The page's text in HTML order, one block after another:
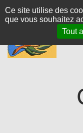
Panneau de gestion
Ce site utilise des
que vous souhaitez
Tout